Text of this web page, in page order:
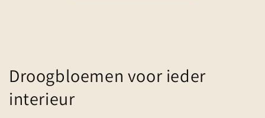
Droogbloemen voor ieder
interieur